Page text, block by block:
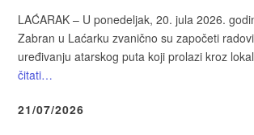
LAĆARAK – U ponedeljak, 20. jula 2026.
Zabran u Laćarku zvanično su započeti
uređivanju atarskog puta koji prolazi kroz
čitati…
21/07/2026